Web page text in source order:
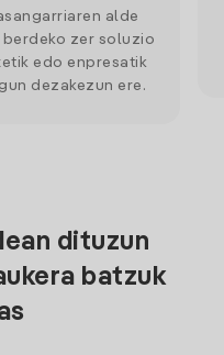
alde
zer soluzio
edo enpresatik
dezakezun ere.
dituzun
batzuk